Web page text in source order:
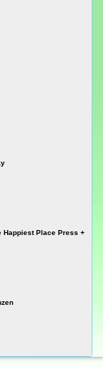
Happiest Place Press +